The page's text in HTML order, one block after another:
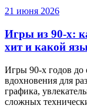
21 июня 2026
Игры из 90-х:
хит и какой
Игры 90-х годов до
вдохновения для
графика,
сложных